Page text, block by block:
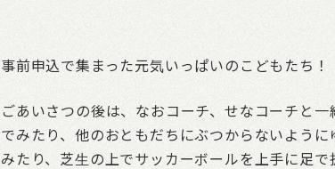
事前申込で集まった元気いっぱいのこどもたち！
ごあいさつの後は、なおコーチ、せなコーチと
でみたり、他のおともだちにぶつからないよう
みたり、芝生の上でサッカーボールを上手に足で